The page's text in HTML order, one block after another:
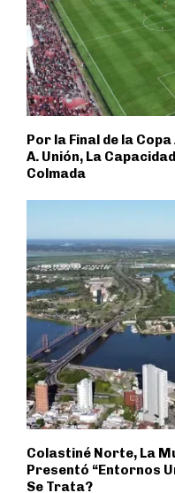
Por la Final de la
A. Unión, La
Colmada
Colastiné Norte, La
Presentó “Entornos
Se Trata?